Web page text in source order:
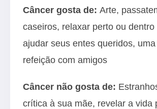
Câncer gosta de: Arte,
caseiros, relaxar perto ou dentro
ajudar seus entes queridos,
refeição com amigos
Câncer não gosta de:
crítica à sua mãe, revelar a vida